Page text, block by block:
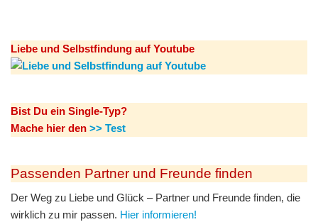
Liebe und Selbstfindung auf Youtube
Bist Du ein Single-Typ?
Mache hier den >> Test
Passenden Partner und Freunde finden
Der Weg zu Liebe und Glück – Partner und Freunde finden, die
wirklich zu mir passen. Hier informieren!